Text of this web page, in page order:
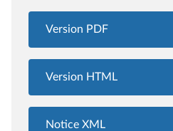
Version PDF
Version HTML
Notice XML